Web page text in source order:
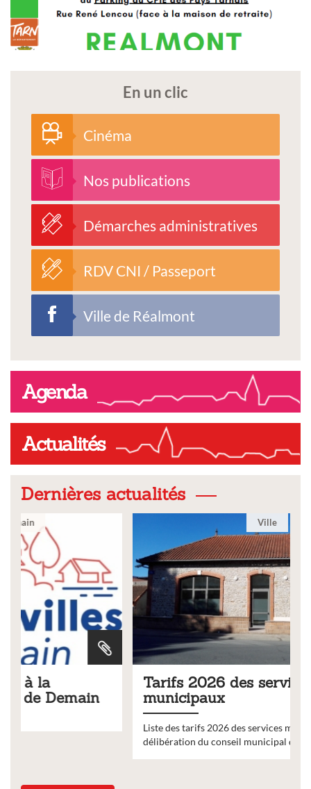
En un clic
Cinéma
Nos publications
Démarches administratives
RDV CNI / Passeport
Ville de Réalmont
Agenda
Actualités
Dernières actualités
Tarifs 2026 des services
municipaux
Liste des tarifs 2026 des services municipaux,
délibération du conseil municipal du 19 décembre 2025